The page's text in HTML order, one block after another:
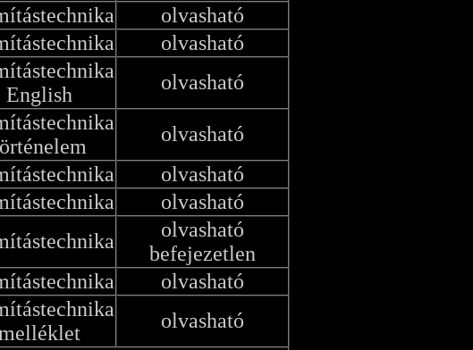
olvasható
olvasható
English
olvasható
olvasható
olvasható
olvasható
olvasható
befejezetlen
olvasható
olvasható